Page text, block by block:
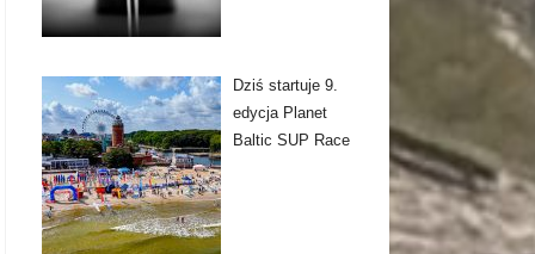
Dziś startuje 9.
edycja Planet
Baltic SUP Race